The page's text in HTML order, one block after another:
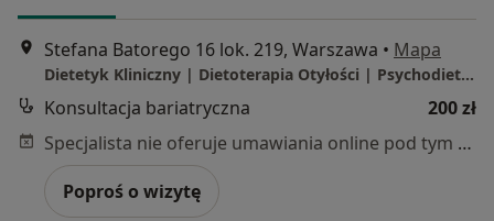
Stefana Batorego 16 lok. 219, Warszawa • Mapa
Dietetyk Kliniczny | Dietoterapia Otyłości | Psychodietetyk |
Konsultacja bariatryczna
200 zł
Specjalista nie oferuje umawiania online pod tym adresem.
Poproś o wizytę